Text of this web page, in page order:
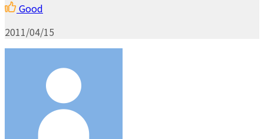
Good
2011/04/15